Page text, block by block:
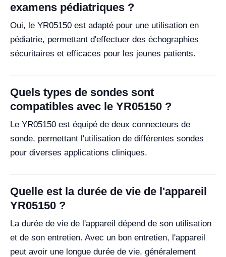
examens pédiatriques ?
Oui, le YR05150 est adapté pour une utilisation en
pédiatrie, permettant d'effectuer des échographies
sécuritaires et efficaces pour les jeunes patients.
Quels types de sondes sont
compatibles avec le YR05150 ?
Le YR05150 est équipé de deux connecteurs de
sonde, permettant l'utilisation de différentes sondes
pour diverses applications cliniques.
Quelle est la durée de vie de l'appareil
YR05150 ?
La durée de vie de l'appareil dépend de son utilisation
et de son entretien. Avec un bon entretien, l'appareil
peut avoir une longue durée de vie, généralement